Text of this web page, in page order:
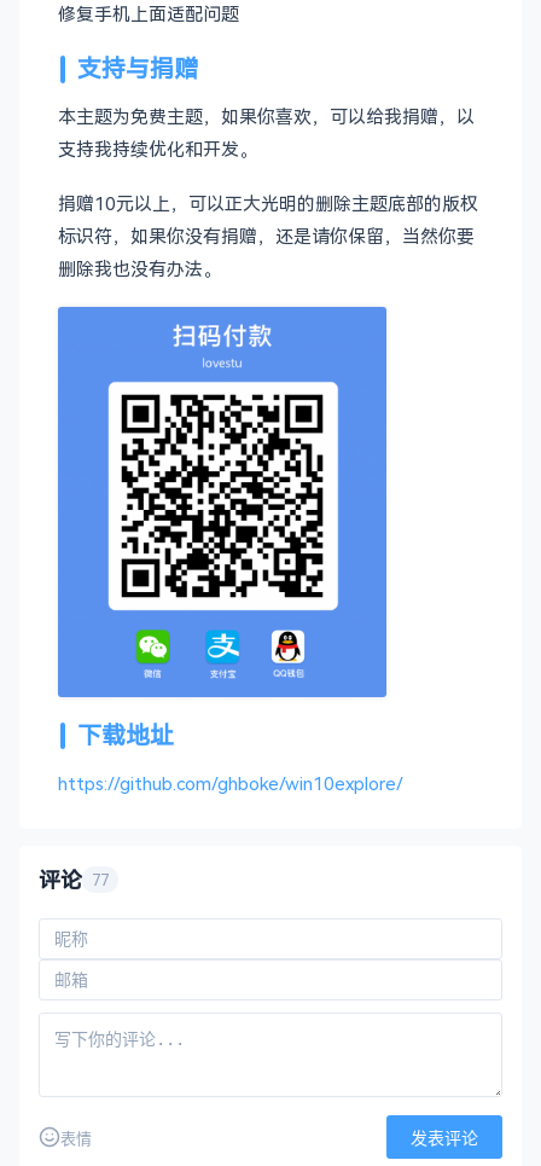
修复手机上面适配问题
支持与捐赠
本主题为免费主题，如果你喜欢，可以给我捐赠，以
支持我持续优化和开发。
捐赠10元以上，可以正大光明的删除主题底部的版权
标识符，如果你没有捐赠，还是请你保留，当然你要
删除我也没有办法。
下载地址
https://github.com/ghboke/win10explore/
评论 77
表情 发表评论